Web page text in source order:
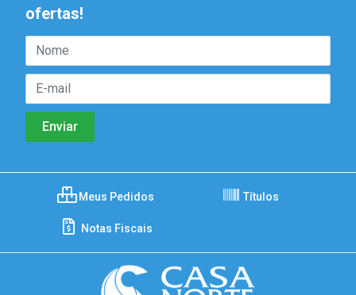
ofertas!
Meus Pedidos Títulos
Notas Fiscais